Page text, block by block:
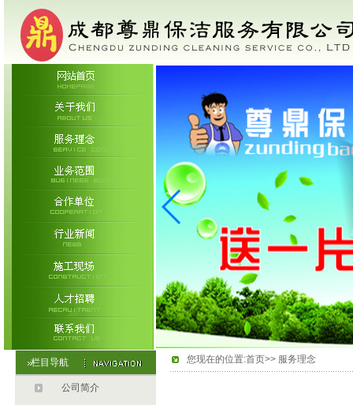
栏目导航
公司简介
您现在的位置:首页>> 服务理念